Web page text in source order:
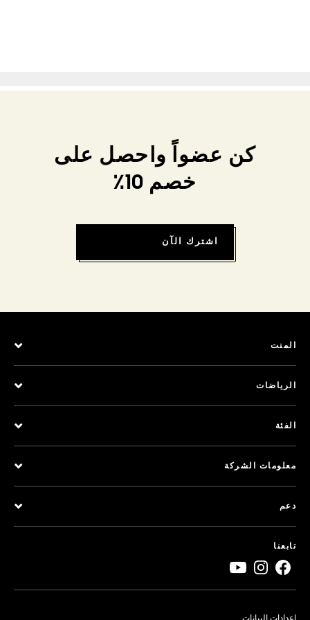
كن عضواً واحصل على
خصم 10٪
اشترك الآن
المنت
الرياضات
الفئة
معلومات الشركة
دعم
تابعنا